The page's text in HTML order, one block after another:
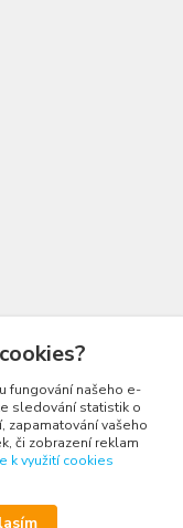
fungování našeho e-
sledování statistik o
zapamatování vašeho
či zobrazení reklam
k využití cookies